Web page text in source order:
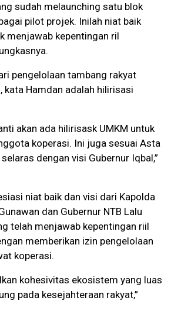
sudah melaunching satu blok
pilot projek. Inilah niat baik
menjawab kepentingan ril
pengelolaan tambang rakyat
kata Hamdan adalah hilirisasi
akan ada hilirisask UMKM untuk
koperasi. Ini juga sesuai Asta
dengan visi Gubernur Iqbal,”
niat baik dan visi dari Kapolda
dan Gubernur NTB Lalu
telah menjawab kepentingan riil
memberikan izin pengelolaan
koperasi.
kohesivitas ekosistem yang luas
pada kesejahteraan rakyat,”